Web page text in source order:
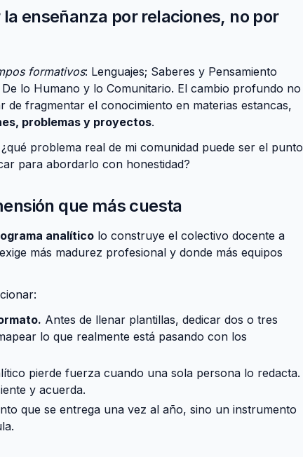
enseñanza por relaciones, no por
formativos: Lenguajes; Saberes y Pensamiento
lo Humano y lo Comunitario. El cambio profundo no
de fragmentar el conocimiento en materias estancas,
problemas y proyectos.
problema real de mi comunidad puede ser el punto
para abordarlo con honestidad?
que más cuesta
analítico lo construye el colectivo docente a
más madurez profesional y donde más equipos
Antes de llenar plantillas, dedicar dos o tres
lo que realmente está pasando con los
pierde fuerza cuando una sola persona lo redacta.
y acuerda.
que se entrega una vez al año, sino un instrumento